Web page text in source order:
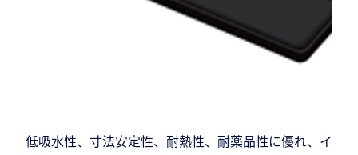
低吸水性、寸法安定性、耐熱性、耐薬品性に優れ、イ